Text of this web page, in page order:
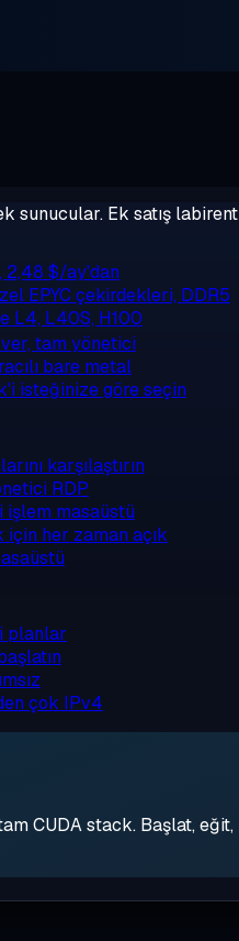
sunucular. Ek satış
2,48 $/ay'dan
EPYC çekirdekleri, DDR5
L4, L40S, H100
tam yönetici
bare metal
isteğinize göre seçin
karşılaştırın
RDP
işlem masaüstü
için her zaman açık
planlar
çok IPv4
CUDA stack. Başlat,